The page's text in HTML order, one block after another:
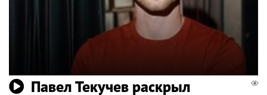
Павел Текучев раскрыл